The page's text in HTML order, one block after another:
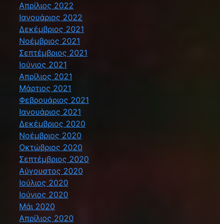
Απρίλιος 2022
Ιανουάριος 2022
Δεκέμβριος 2021
Νοέμβριος 2021
Σεπτέμβριος 2021
Ιούνιος 2021
Απρίλιος 2021
Μάρτιος 2021
Φεβρουάριος 2021
Ιανουάριος 2021
Δεκέμβριος 2020
Νοέμβριος 2020
Οκτώβριος 2020
Σεπτέμβριος 2020
Αύγουστος 2020
Ιούλιος 2020
Ιούνιος 2020
Μάι 2020
Απρίλιος 2020